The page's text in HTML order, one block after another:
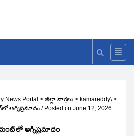
News Portal > జిల్లా వార్తలు > kamareddy\ >
అగ్నిప్రమాదం / Posted on June 12, 2026
అగ్నిప్రమాదం